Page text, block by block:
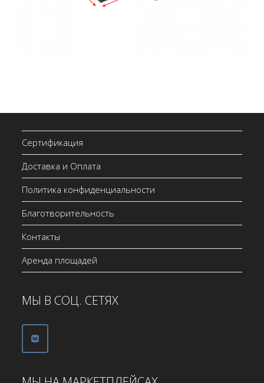
Сертификация
Доставка и Оплата
Политика конфиденциальности
Благотворительность
Контакты
Аренда площадей
МЫ В СОЦ. СЕТЯХ